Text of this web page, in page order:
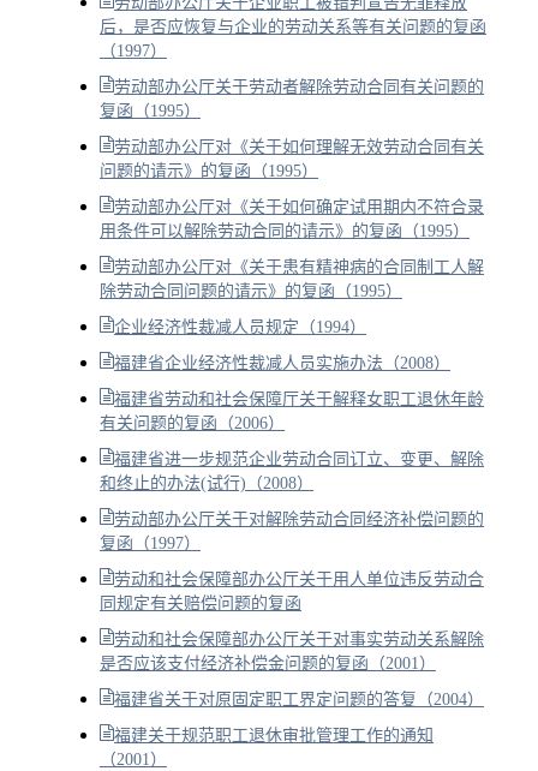
后，是否应恢复与企业的劳动关系等有关问题的复函
（1997）
劳动部办公厅关于劳动者解除劳动合同有关问题的
复函（1995）
劳动部办公厅对《关于如何理解无效劳动合同有关
问题的请示》的复函（1995）
劳动部办公厅对《关于如何确定试用期内不符合录
用条件可以解除劳动合同的请示》的复函（1995）
劳动部办公厅对《关于患有精神病的合同制工人解
除劳动合同问题的请示》的复函（1995）
企业经济性裁减人员规定（1994）
福建省企业经济性裁减人员实施办法（2008）
福建省劳动和社会保障厅关于解释女职工退休年龄
有关问题的复函（2006）
福建省进一步规范企业劳动合同订立、变更、解除
和终止的办法(试行)（2008）
劳动部办公厅关于对解除劳动合同经济补偿问题的
复函（1997）
劳动和社会保障部办公厅关于用人单位违反劳动合
同规定有关赔偿问题的复函
劳动和社会保障部办公厅关于对事实劳动关系解除
是否应该支付经济补偿金问题的复函（2001）
福建省关于对原固定职工界定问题的答复（2004）
福建关于规范职工退休审批管理工作的通知
（2001）